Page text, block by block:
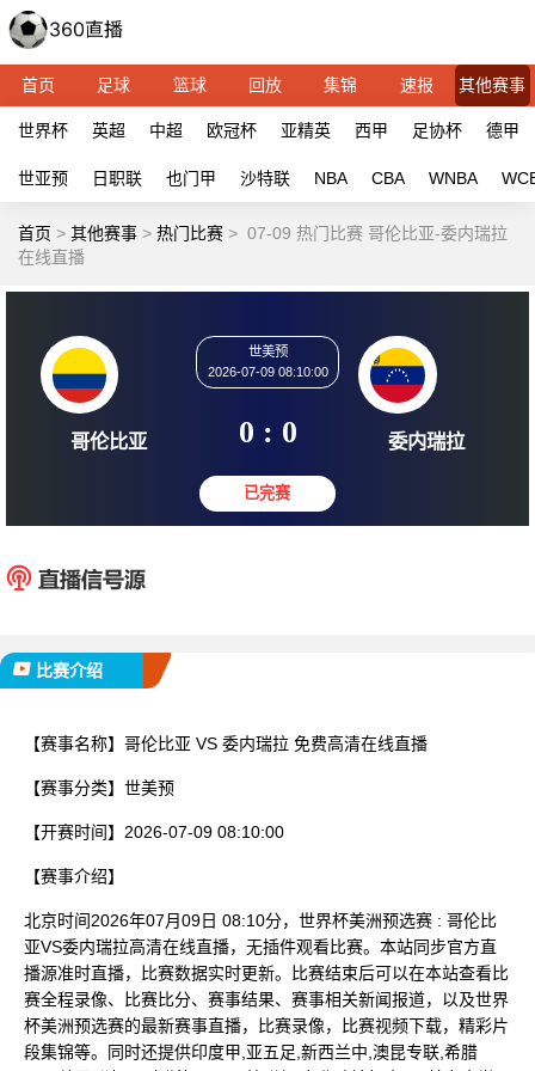
首页 足球 篮球 回放 集锦 速报 其他赛事
世界杯 英超 中超 欧冠杯 亚精英 西甲 足协杯 德甲
世亚预 日职联 也门甲 沙特联 NBA CBA WNBA
首页 > 其他赛事 > 热门比赛 > 07-09 热门比赛 哥伦比亚-委内瑞拉
在线直播
2026-07-09 08:10:00
0 : 0
比赛介绍
【赛事名称】 哥伦比亚 VS 委内瑞拉 免费高清在线直播
【赛事分类】 世美预
【开赛时间】 2026-07-09 08:10:00
【赛事介绍】
北京时间2026年07月09日 08:10分，世界杯美洲预选赛 : 哥伦比
亚VS委内瑞拉高清在线直播，无插件观看比赛。本站同步官方直
播源准时直播，比赛数据实时更新。比赛结束后可以在本站查看比
赛全程录像、比赛比分、赛事结果、赛事相关新闻报道，以及世界
杯美洲预选赛的最新赛事直播，比赛录像，比赛视频下载，精彩片
段集锦等。同时还提供印度甲,亚五足,新西兰中,澳昆专联,希腊